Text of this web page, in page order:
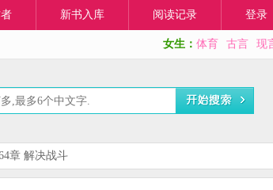
新书入库 阅读记录 登录
女生： 体育 古言 现
章 解决战斗